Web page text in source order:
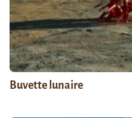
Buvette lunaire